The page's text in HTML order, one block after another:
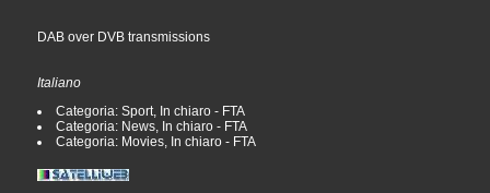
DAB over DVB transmissions
Italiano
Categoria: Sport, In chiaro - FTA
Categoria: News, In chiaro - FTA
Categoria: Movies, In chiaro - FTA